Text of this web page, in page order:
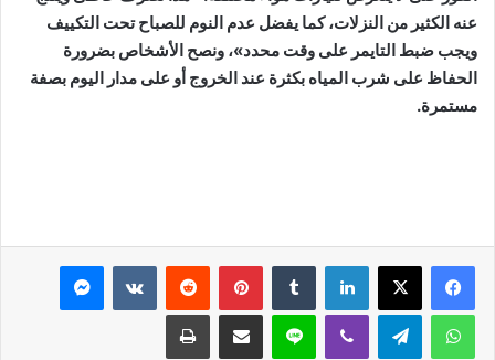
عنه الكثير من النزلات، كما يفضل عدم النوم للصباح تحت التكييف
ويجب ضبط التايمر على وقت محدد»، ونصح الأشخاص بضرورة
الحفاظ على شرب المياه بكثرة عند الخروج أو على مدار اليوم بصفة
مستمرة.
لينكدإن بينتيريست ماسنجر
واتساب تيلقرام ڤايبر لاين مشاركة عبر البريد طباعة